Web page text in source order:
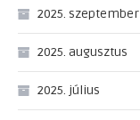
2025. szeptember
2025. augusztus
2025. július